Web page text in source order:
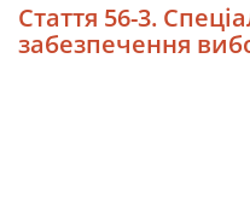
Стаття 56-3.
забезпечення